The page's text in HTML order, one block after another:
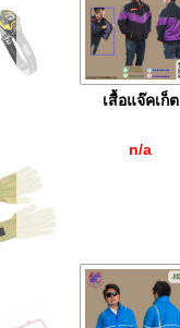
เสื้อแจ๊คเก็ต
n/a